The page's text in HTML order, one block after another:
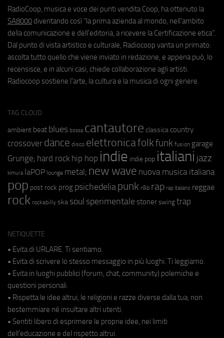
RadioCoop, musica e voce dei punti vendita Coop, ha ottenuto la
SA8000 diventando così "la prima azienda al mondo, nell'ambito
della comunicazione e dell'editoria, a ricevere la Certificazione etica".
Dal punto di vista artistico e culturale, Radiocoop vanta un primato:
ascolta tutto quello che viene inviato in redazione, e appena può, lo
recensisce, e in alcuni casi, chiede collaborazione agli artisti.
Radiocoop sostiene l'arte, la cultura e la musica di ogni genere.
TAG CLOUD
ambient beat blues bossa cantautore classica country
crossover dance disco elettronicafolkfunk fusion garage
Grunge; hard rock hip hop indie indie pop italiani jazz
kimura laPOP lounge metal; new wave nuova musica italiana
pop post rock prog psichedeliapunk r&b rap rap italiano reggae
rock rockabilly ska soul sperimentale stoner swing trap
NETIQUETTE
• Evita di URLARE. Ti sentiamo.
• Evita di scrivere lo stesso messaggio in più luoghi. Ti leggiamo.
• Evita in luoghi pubblici (forum, chat, community) polemiche e
questioni personali.
• Rispetta le idee altrui, le religioni e razze diverse dalla tua, non
bestemmiare né insultare altri utenti.
• Sentiti libero di esprimere le proprie idee, nei limiti
dell'educazione e del rispetto altrui.